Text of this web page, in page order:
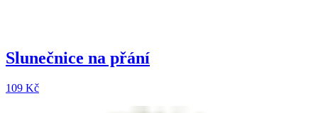
Slunečnice na přání
109 Kč